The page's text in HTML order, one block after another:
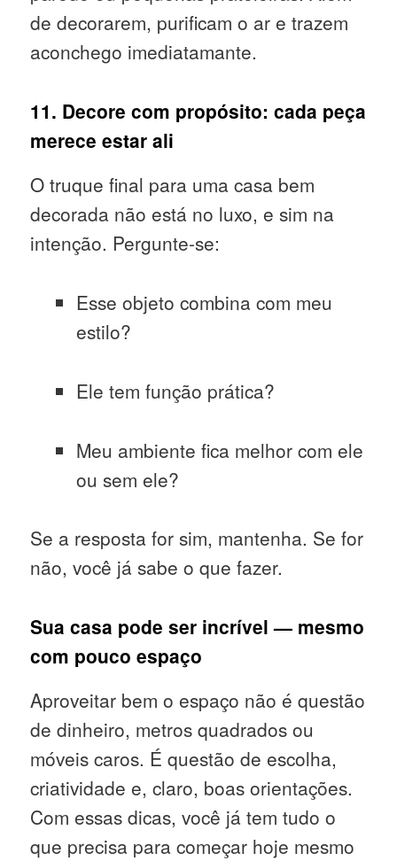
de decorarem, purificam o ar e trazem
aconchego imediatamante.
11. Decore com propósito: cada peça
merece estar ali
O truque final para uma casa bem
decorada não está no luxo, e sim na
intenção. Pergunte-se:
Esse objeto combina com meu
estilo?
Ele tem função prática?
Meu ambiente fica melhor com ele
ou sem ele?
Se a resposta for sim, mantenha. Se for
não, você já sabe o que fazer.
Sua casa pode ser incrível — mesmo
com pouco espaço
Aproveitar bem o espaço não é questão
de dinheiro, metros quadrados ou
móveis caros. É questão de escolha,
criatividade e, claro, boas orientações.
Com essas dicas, você já tem tudo o
que precisa para começar hoje mesmo